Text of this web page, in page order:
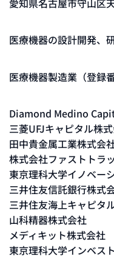
愛知県名古屋市守山区
医療機器の設計開発、
医療機器製造業（登録
Diamond Medino
三菱UFJキャピタル株
田中貴金属工業株式会
株式会社ファストトラ
東京理科大学イノベー
三井住友信託銀行株式
三井住友海上キャピタ
山科精器株式会社
​メディキット株式会社
東京理科大学インベス